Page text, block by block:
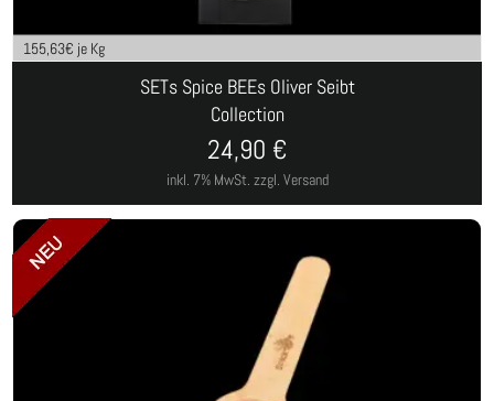
155,63€ je Kg
SETs Spice BEEs Oliver Seibt
Collection
inkl. 7% MwSt. zzgl. Versand
24,90 €